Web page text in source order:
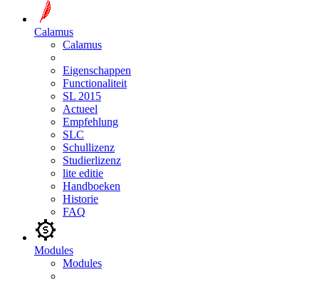
Calamus
Calamus
Eigenschappen
Functionaliteit
SL 2015
Actueel
Empfehlung
SLC
Schullizenz
Studierlizenz
lite editie
Handboeken
Historie
FAQ
Modules
Modules